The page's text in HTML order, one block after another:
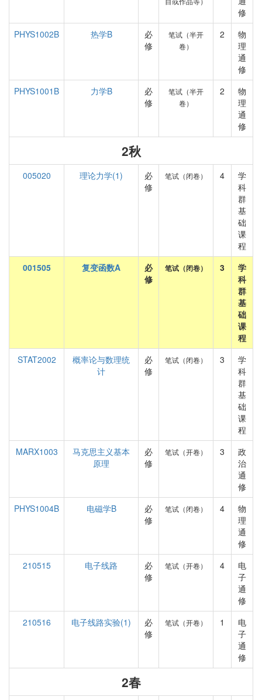
修
PHYS1002B
热学B
必
修
笔试（半开
卷）
2
物
理
通
修
PHYS1001B
力学B
必
修
笔试（半开
卷）
2
物
理
通
修
2秋
005020 理论力学(1)
必
修
笔试（闭卷） 4
学
科
群
基
础
课
程
001505
复变函数A
必
修
笔试（闭卷） 3
学
科
群
基
础
课
程
STAT2002
概率论与数理统
计
必
修
笔试（闭卷） 3
学
科
群
基
础
课
程
MARX1003
马克思主义基本
原理
必
修
笔试（开卷） 3
政
治
通
修
PHYS1004B
电磁学B
必
修
笔试（闭卷） 4
物
理
通
修
210515
电子线路
必
修
笔试（开卷） 4
电
子
通
修
210516
电子线路实验(1)
必
修
笔试（开卷） 1
电
子
通
修
2春